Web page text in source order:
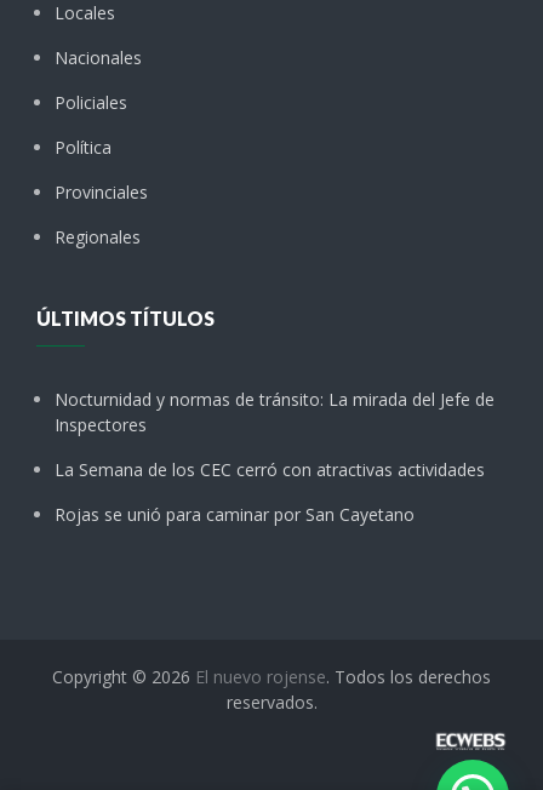
Locales
Nacionales
Policiales
Política
Provinciales
Regionales
ÚLTIMOS TÍTULOS
Nocturnidad y normas de tránsito: La mirada del Jefe de
Inspectores
La Semana de los CEC cerró con atractivas actividades
Rojas se unió para caminar por San Cayetano
Copyright © 2026 El nuevo rojense. Todos los derechos
reservados.